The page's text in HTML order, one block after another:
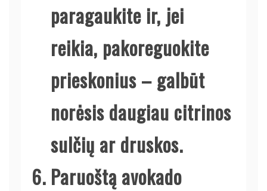
paragaukite ir, jei
reikia, pakoreguokite
prieskonius – galbūt
norėsis daugiau citrinos
sulčių ar druskos.
Paruoštą avokado